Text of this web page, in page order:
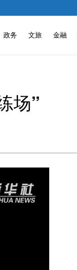
政务 文旅 金融
场”